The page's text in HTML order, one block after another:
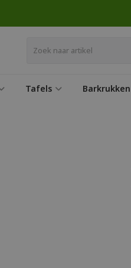
Tafels Barkrukken